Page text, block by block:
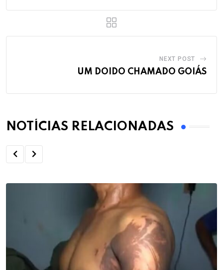
NEXT POST
UM DOIDO CHAMADO GOIÁS
NOTÍCIAS RELACIONADAS